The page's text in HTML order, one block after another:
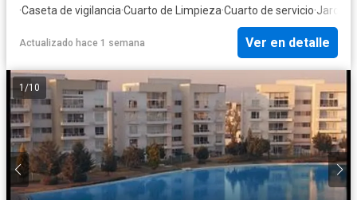
·Caseta de vigilancia·Cuarto de Limpieza·Cuarto de servicio·Jardín
Actualizado hace 1 semana Ver en detalle
1/10